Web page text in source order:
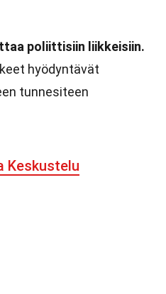
poliittisiin liikkeisiin.
hyödyntävät
tunnesiteen
Keskustelu